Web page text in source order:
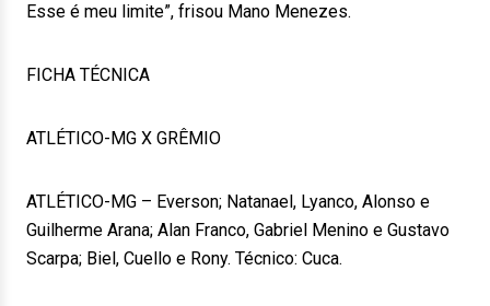
Esse é meu limite”, frisou Mano Menezes.
FICHA TÉCNICA
ATLÉTICO-MG X GRÊMIO
ATLÉTICO-MG – Everson; Natanael, Lyanco, Alonso e
Guilherme Arana; Alan Franco, Gabriel Menino e Gustavo
Scarpa; Biel, Cuello e Rony. Técnico: Cuca.